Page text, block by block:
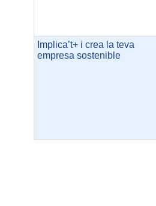
Implica’t+ i crea la teva
empresa sostenible